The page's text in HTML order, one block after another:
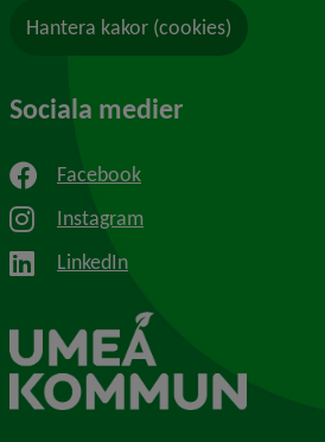
Hantera kakor (cookies)
Sociala medier
Facebook
Instagram
LinkedIn